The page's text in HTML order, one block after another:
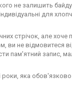
не залишить
для
стрічок, але
не відмовитеся
пам'ятний запис,
яка